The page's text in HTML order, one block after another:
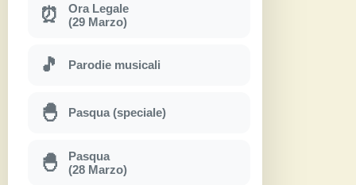
⏰
Ora Legale
(29 Marzo)
🎵 Parodie musicali
🐣 Pasqua (speciale)
🐣
Pasqua
(28 Marzo)